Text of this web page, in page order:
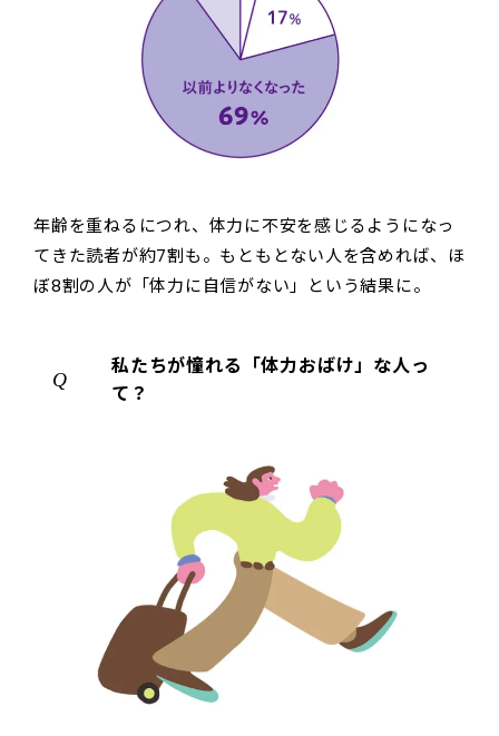
年齢を重ねるにつれ、体力に不安を感じるようになっ
てきた読者が約7割も。もともとない人を含めれば、ほ
ぼ8割の人が「体力に自信がない」という結果に。
私たちが憧れる「体力おばけ」な人っ
て？